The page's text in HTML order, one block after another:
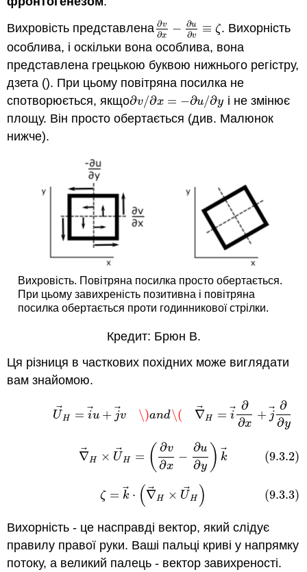
Вихровість представлена ∂v
∂x − ∂u
∂v ≡ ζ
∂v∂x−∂u ∂v ≡ζ. Вихорність
особлива, і оскільки вона особлива, вона
представлена грецькою буквою нижнього регістру,
дзета (). При цьому повітряна посилка не
спотворюється, якщо∂v/∂x = −∂u/∂y
∂v/∂x= −∂ u/∂y
і не змінює
площу. Він просто обертається (див. Малюнок
нижче).
Вихровість. Повітряна посилка просто обертається.
При цьому завихреність позитивна і повітряна
посилка обертається проти годинникової стрілки.
Кредит: Брюн В.
Ця різниця в часткових похідних може виглядати
вам знайомою.
U⃗
H = i⃗
u + j⃗
v \)and\( ∇⃗
H = i⃗∂
∂x
+ j⃗∂
∂y
(9.3.1) → = → +j → \)a n \(∇ =i → ∂x + →
∇⃗
H × U⃗
H = ( ∂v
∂x
−
∂u
∂y ) k⃗ (9.3.2)
(9.3.2) H× H =(∂ x−∂ u∂y
ζ = k⃗ ⋅ (∇⃗
H × U⃗
H ) (9.3.3)
(9.3.3)ζ =k→⋅(∇→H×U→
Вихорність - це насправді вектор, який слідує
правилу правої руки. Ваші пальці криві у напрямку
потоку, а великий палець - вектор завихреності.